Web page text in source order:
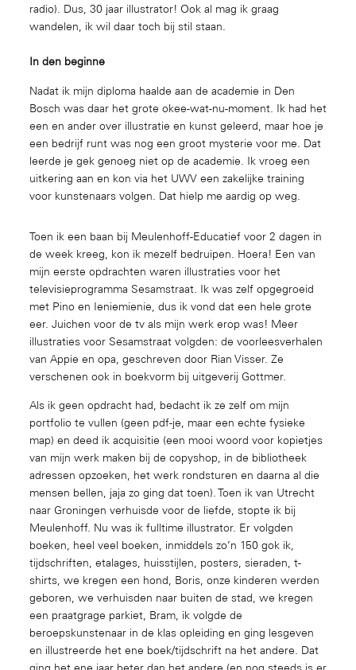
radio). Dus, 30 jaar illustrator! Ook al mag ik graag
wandelen, ik wil daar toch bij stil staan.
In den beginne
Nadat ik mijn diploma haalde aan de academie in Den
Bosch was daar het grote okee-wat-nu-moment. Ik had het
een en ander over illustratie en kunst geleerd, maar hoe je
een bedrijf runt was nog een groot mysterie voor me. Dat
leerde je gek genoeg niet op de academie. Ik vroeg een
uitkering aan en kon via het UWV een zakelijke training
voor kunstenaars volgen. Dat hielp me aardig op weg.
Toen ik een baan bij Meulenhoff-Educatief voor 2 dagen in
de week kreeg, kon ik mezelf bedruipen. Hoera! Een van
mijn eerste opdrachten waren illustraties voor het
televisieprogramma Sesamstraat. Ik was zelf opgegroeid
met Pino en Ieniemienie, dus ik vond dat een hele grote
eer. Juichen voor de tv als mijn werk erop was! Meer
illustraties voor Sesamstraat volgden: de voorleesverhalen
van Appie en opa, geschreven door Rian Visser. Ze
verschenen ook in boekvorm bij uitgeverij Gottmer.
Als ik geen opdracht had, bedacht ik ze zelf om mijn
portfolio te vullen (geen pdf-je, maar een echte fysieke
map) en deed ik acquisitie (een mooi woord voor kopietjes
van mijn werk maken bij de copyshop, in de bibliotheek
adressen opzoeken, het werk rondsturen en daarna al die
mensen bellen, jaja zo ging dat toen). Toen ik van Utrecht
naar Groningen verhuisde voor de liefde, stopte ik bij
Meulenhoff. Nu was ik fulltime illustrator. Er volgden
boeken, heel veel boeken, inmiddels zo’n 150 gok ik,
tijdschriften, etalages, huisstijlen, posters, sieraden, t-
shirts, we kregen een hond, Boris, onze kinderen werden
geboren, we verhuisden naar buiten de stad, we kregen
een praatgrage parkiet, Bram, ik volgde de
beroepskunstenaar in de klas opleiding en ging lesgeven
en illustreerde het ene boek/tijdschrift na het andere. Dat